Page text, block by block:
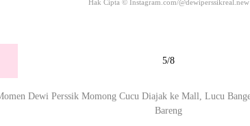
Hak Cipta © Instagram.com/@dewiperssikreal.new
5/8